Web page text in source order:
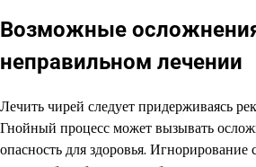
Возможные
неправильном лечении
Лечить чирей следует придерживаясь
Гнойный процесс может вызывать
опасность для здоровья.